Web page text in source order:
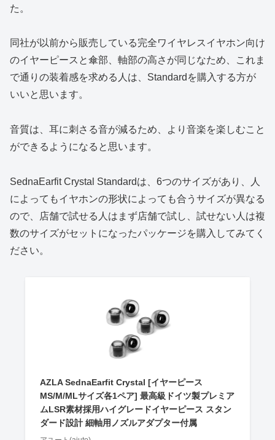
た。
同社が以前から販売している完全ワイヤレスイヤホン向け
のイヤーピースと傘部、軸部の高さが同じなため、これま
で通りの装着感を求める人は、Standardを購入する方が
いいと思います。
音質は、耳に刺さる音が減るため、より音楽を楽しむこと
ができるようになると思います。
SednaEarfit Crystal Standardは、6つのサイズがあり、人
によってもイヤホンの形状によっても合うサイズが異なる
ので、店舗で試せる人はまず店舗で試し、試せない人は複
数のサイズがセットになったパッケージを購入してみてく
ださい。
AZLA SednaEarfit Crystal [イヤーピース
MS/M/MLサイズ各1ペア] 最高級ドイツ製プレミア
ムLSR素材採用ハイグレードイヤーピース スタン
ダード設計 細軸用ノズルアダプター付属